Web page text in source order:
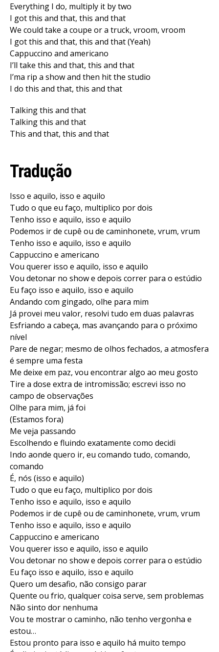
Everything I do, multiply it by two
I got this and that, this and that
Wе could take a coupe or a truck, vroom, vroom
I got this and that, this and that (Yeah)
Cappuccino and americano
I’ll take this and that, this and that
I’ma rip a show and then hit the studio
I do this and that, this and that
Talking this and that
Talking this and that
This and that, this and that
Tradução
Isso e aquilo, isso e aquilo
Tudo o que eu faço, multiplico por dois
Tenho isso e aquilo, isso e aquilo
Podemos ir de cupê ou de caminhonete, vrum, vrum
Tenho isso e aquilo, isso e aquilo
Cappuccino e americano
Vou querer isso e aquilo, isso e aquilo
Vou detonar no show e depois correr para o estúdio
Eu faço isso e aquilo, isso e aquilo
Andando com gingado, olhe para mim
Já provei meu valor, resolvi tudo em duas palavras
Esfriando a cabeça, mas avançando para o próximo
nível
Pare de negar; mesmo de olhos fechados, a atmosfera
é sempre uma festa
Me deixe em paz, vou encontrar algo ao meu gosto
Tire a dose extra de intromissão; escrevi isso no
campo de observações
Olhe para mim, já foi
(Estamos fora)
Me veja passando
Escolhendo e fluindo exatamente como decidi
Indo aonde quero ir, eu comando tudo, comando,
comando
É, nós (isso e aquilo)
Tudo o que eu faço, multiplico por dois
Tenho isso e aquilo, isso e aquilo
Podemos ir de cupê ou de caminhonete, vrum, vrum
Tenho isso e aquilo, isso e aquilo
Cappuccino e americano
Vou querer isso e aquilo, isso e aquilo
Vou detonar no show e depois correr para o estúdio
Eu faço isso e aquilo, isso e aquilo
Quero um desafio, não consigo parar
Quente ou frio, qualquer coisa serve, sem problemas
Não sinto dor nenhuma
Vou te mostrar o caminho, não tenho vergonha e
estou…
Estou pronto para isso e aquilo há muito tempo